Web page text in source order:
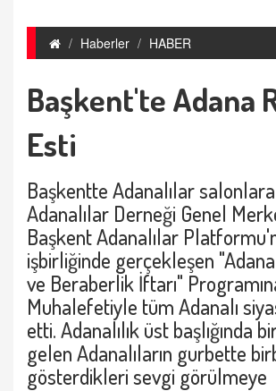
Haberler HABER
Başkent'te Adana
Esti
Başkentte Adanalılar salonlara
Adanalılar Derneği Genel
Başkent Adanalılar
işbirliğinde gerçekleşen
ve Beraberlik İftarı"
Muhalefetiyle tüm Adanalı
etti. Adanalılık üst başlığında
gelen Adanalıların gurbette
gösterdikleri sevgi görülmeye